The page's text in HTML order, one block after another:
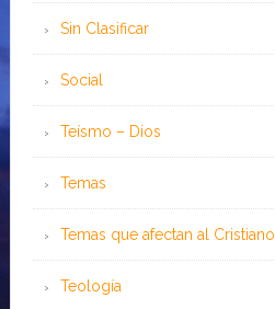
Sin Clasificar
Social
Teísmo – Dios
Temas
Temas que afectan al Cristiano
Teología